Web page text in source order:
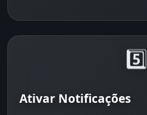
5️⃣
Ativar Notificações